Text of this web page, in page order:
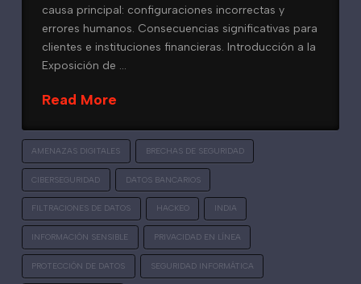
causa principal: configuraciones incorrectas y
errores humanos. Consecuencias significativas para
clientes e instituciones financieras. Introducción a la
Exposición de …
Read More
AMENAZAS DIGITALES BRECHAS DE SEGURIDAD
CIBERSEGURIDAD DATOS BANCARIOS
FILTRACIONES DE DATOS HACKEO INDIA
INFORMACIÓN SENSIBLE PRIVACIDAD EN LÍNEA
PROTECCIÓN DE DATOS SEGURIDAD INFORMÁTICA